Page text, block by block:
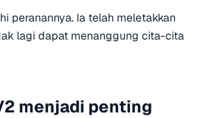
peranannya. Ia telah meletakkan
lagi dapat menanggung cita-cita
menjadi penting